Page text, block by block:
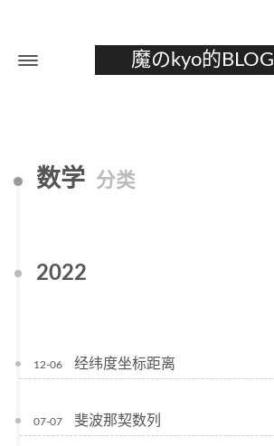
魔のkyo的BLOG
关于
归档
数学 分类
2022
12-06 经纬度坐标距离
07-07 斐波那契数列